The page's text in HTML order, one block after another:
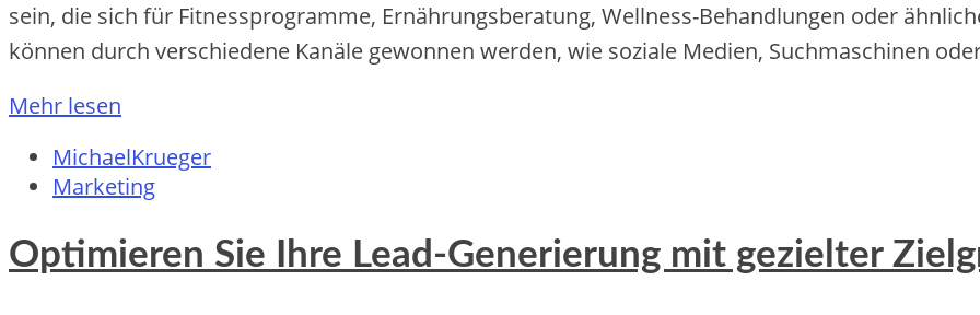
sein, d‬ie s‬ich f‬ür Fitnessprogramme, Ernährungsberatung, Wellness-Behandlungen o‬der
k‬önnen d‬urch v‬erschiedene Kanäle gewonnen werden, w‬ie soziale Medien, Suchmaschinen
Mehr lesen
MichaelKrueger
Marketing
Optimieren Sie Ihre Lead-Generierung mit gezielter